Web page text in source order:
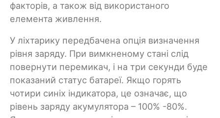
факторів, а також від використаного
елемента живлення.
У ліхтарику передбачена опція визначення
рівня заряду. При вимкненому стані слід
повернути перемикач, і на три секунди буде
показаний статус батареї. Якщо горять
чотири синіх індикатора, це означає, що
рівень заряду акумулятора – 100% -80%.